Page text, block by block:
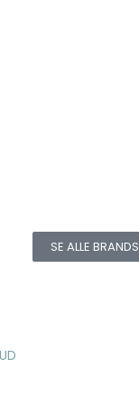
SE ALLE BRANDS